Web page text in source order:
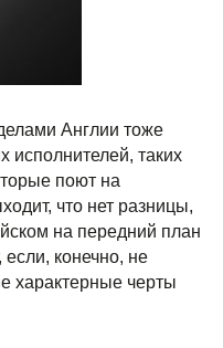
Англии тоже
исполнителей, таких
поют на
что нет разницы,
на передний план
если, конечно, не
характерные черты